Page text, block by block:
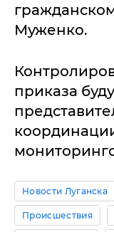
Муженко.
приказа
Новости Луганска
Происшествия